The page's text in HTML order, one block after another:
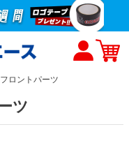
フロントパーツ
ツ